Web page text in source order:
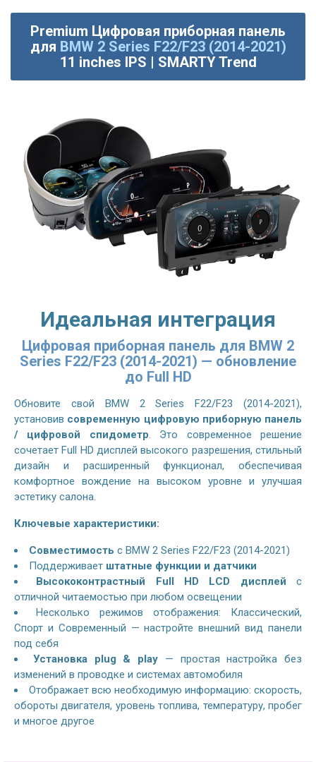
Premium Цифровая приборная панель
для BMW 2 Series F22/F23 (2014-2021)
11 inches IPS | SMARTY Trend
Идеальная интеграция
Цифровая приборная панель для BMW 2
Series F22/F23 (2014-2021) — обновление
до Full HD
Обновите свой BMW 2 Series F22/F23 (2014-2021),
установив современную цифровую приборную панель
/ цифровой спидометр. Это современное решение
сочетает Full HD дисплей высокого разрешения, стильный
дизайн и расширенный функционал, обеспечивая
комфортное вождение на высоком уровне и улучшая
эстетику салона.
Ключевые характеристики:
Совместимость с BMW 2 Series F22/F23 (2014-2021)
Поддерживает штатные функции и датчики
Высококонтрастный Full HD LCD дисплей с
отличной читаемостью при любом освещении
Несколько режимов отображения: Классический,
Спорт и Современный — настройте внешний вид панели
под себя
Установка plug & play — простая настройка без
изменений в проводке и системах автомобиля
Отображает всю необходимую информацию: скорость,
обороты двигателя, уровень топлива, температуру, пробег
и многое другое